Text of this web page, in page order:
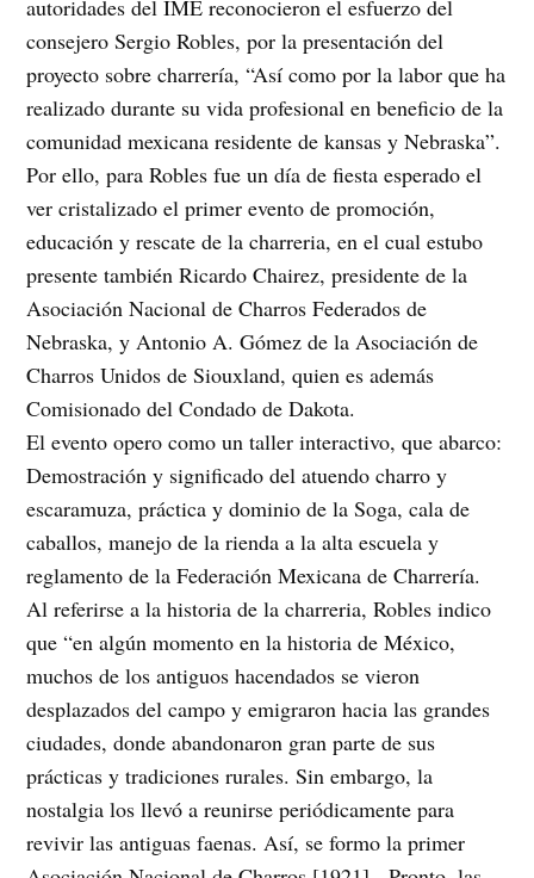
autoridades del IME reconocieron el esfuerzo del
consejero Sergio Robles, por la presentación del
proyecto sobre charrería, “Así como por la labor que ha
realizado durante su vida profesional en beneficio de la
comunidad mexicana residente de kansas y Nebraska”.
Por ello, para Robles fue un día de fiesta esperado el
ver cristalizado el primer evento de promoción,
educación y rescate de la charreria, en el cual estubo
presente también Ricardo Chairez, presidente de la
Asociación Nacional de Charros Federados de
Nebraska, y Antonio A. Gómez de la Asociación de
Charros Unidos de Siouxland, quien es además
Comisionado del Condado de Dakota.
El evento opero como un taller interactivo, que abarco:
Demostración y significado del atuendo charro y
escaramuza, práctica y dominio de la Soga, cala de
caballos, manejo de la rienda a la alta escuela y
reglamento de la Federación Mexicana de Charrería.
Al referirse a la historia de la charreria, Robles indico
que “en algún momento en la historia de México,
muchos de los antiguos hacendados se vieron
desplazados del campo y emigraron hacia las grandes
ciudades, donde abandonaron gran parte de sus
prácticas y tradiciones rurales. Sin embargo, la
nostalgia los llevó a reunirse periódicamente para
revivir las antiguas faenas. Así, se formo la primer